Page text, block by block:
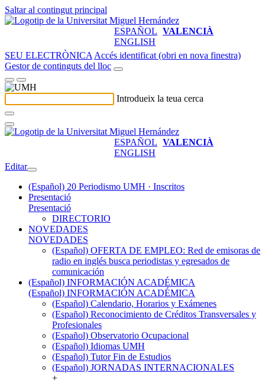
Saltar al contingut principal
ESPAÑOL VALENCIÀ
ENGLISH
SEU ELECTRÒNICA Accés identificat (obri en nova finestra)
Gestor de continguts del lloc
Introdueix la teua cerca
ESPAÑOL VALENCIÀ
ENGLISH
Editar
(Español) 20 Periodismo UMH · Inscritos
Presentació
Presentació
DIRECTORIO
NOVEDADES
NOVEDADES
(Español) OFERTA DE EMPLEO: Red de emisoras de
radio en inglés busca periodistas y egresados de
comunicación
(Español) INFORMACIÓN ACADÉMICA
(Español) INFORMACIÓN ACADÉMICA
(Español) Calendario, Horarios y Exámenes
(Español) Reconocimiento de Créditos Transversales y
Profesionales
(Español) Observatorio Ocupacional
(Español) Idiomas UMH
(Español) Tutor Fin de Estudios
(Español) JORNADAS INTERNACIONALES
+